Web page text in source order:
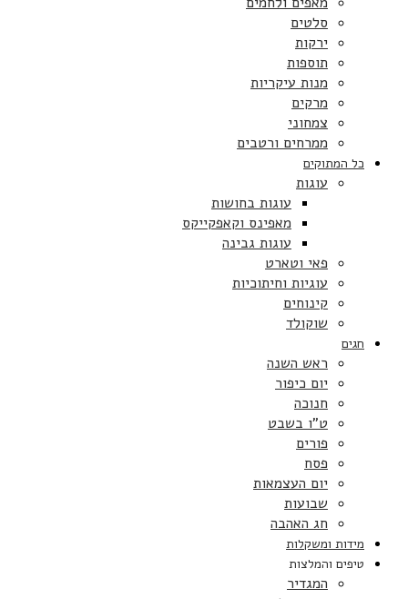
סלטים
ירקות
תוספות
מנות עיקריות
מרקים
צמחוני
ממרחים ורטבים
כל המתוקים
עוגות
עוגות בחושות
מאפינס וקאפקייקס
עוגות גבינה
פאי וטארט
עוגיות וחיתוכיות
קינוחים
שוקולד
חגים
ראש השנה
יום כיפור
חנוכה
ט”ו בשבט
פורים
פסח
יום העצמאות
שבועות
חג האהבה
מידות ומשקלות
טיפים והמלצות
המגדיר